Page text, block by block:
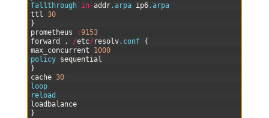
fallthrough in-addr.arpa ip6.arpa
ttl 30
}
prometheus
:9153
forward
. /etc/ resolv.conf {
max_ concurrent
1000
policy sequential
}
cache 30
loop
reload
loadbalance
}